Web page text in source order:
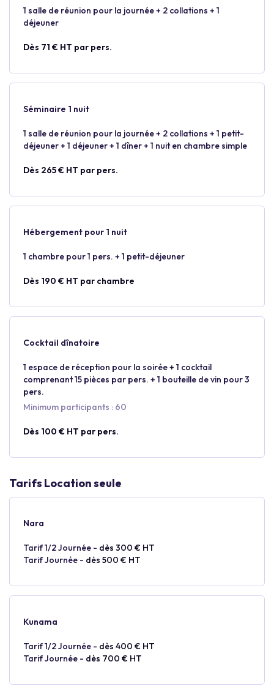
1 salle de réunion pour la journée + 2 collations + 1
déjeuner
Dès 71 € HT par pers.
Séminaire 1 nuit
1 salle de réunion pour la journée + 2 collations + 1 petit-
déjeuner + 1 déjeuner + 1 dîner + 1 nuit en chambre simple
Dès 265 € HT par pers.
Hébergement pour 1 nuit
1 chambre pour 1 pers. + 1 petit-déjeuner
Dès 190 € HT par chambre
Cocktail dînatoire
1 espace de réception pour la soirée + 1 cocktail
comprenant 15 pièces par pers. + 1 bouteille de vin pour 3
pers.
Minimum participants : 60
Dès 100 € HT par pers.
Tarifs Location seule
Nara
Tarif 1/2 Journée - dès 300 € HT
Tarif Journée - dès 500 € HT
Kunama
Tarif 1/2 Journée - dès 400 € HT
Tarif Journée - dès 700 € HT